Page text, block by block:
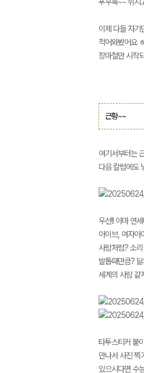
이제 다들 자기
적어와봤어요
장마철만 시작
근황~~
여기서부터는
다음 칼럼에도
우선!! 아마 연
아이브, 여자아
사람처럼? 소
발톱때만큼?
세계의 사람 같
타투스티커 붙
만나서 사진 찍
있으시다면 수